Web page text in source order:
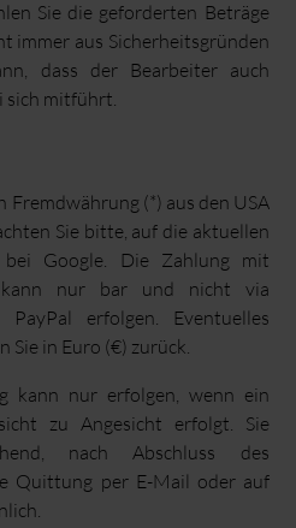
Sie die geforderten Beträge
immer aus Sicherheitsgründen
dass der Bearbeiter auch
sich mitführt.
Fremdwährung (*) aus den USA
Sie bitte, auf die aktuellen
bei Google. Die Zahlung mit
kann nur bar und nicht via
PayPal erfolgen. Eventuelles
Sie in Euro (€) zurück.
kann nur erfolgen, wenn ein
zu Angesicht erfolgt. Sie
nach Abschluss des
Quittung per E-Mail oder auf